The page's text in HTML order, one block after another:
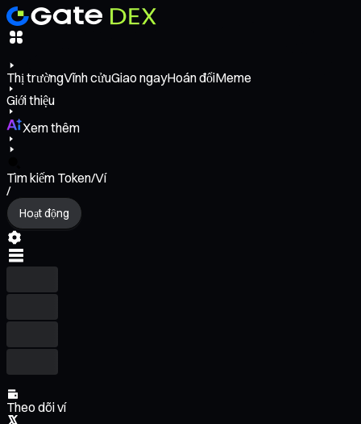
Thị trườngVĩnh cửuGiao ngayHoán đổiMeme
Giới thiệu
Xem thêm
Tìm kiếm Token/Ví
/
Hoạt động
Theo dõi ví